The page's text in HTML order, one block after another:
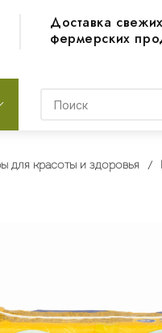
Доставка свежих
фермерских
для красоты и здоровья